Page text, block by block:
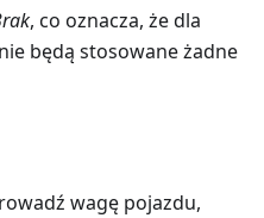
, co oznacza, że dla
będą stosowane żadne
wagę pojazdu,